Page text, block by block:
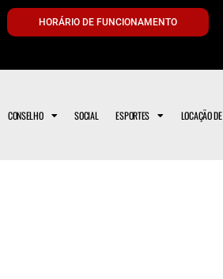
HORÁRIO DE FUNCIONAMENTO
CONSELHO SOCIAL ESPORTES LOCAÇÃO